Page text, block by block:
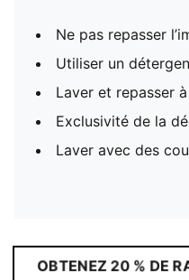
Ne pas repasser
Utiliser un
Laver et repasser à
Exclusivité de la
Laver avec des
OBTENEZ 20 % DE